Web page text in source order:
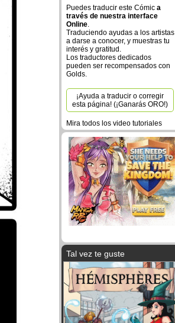
Puedes traducir este Cómic a
través de nuestra interface
Online.
Traduciendo ayudas a los artistas
a darse a conocer, y muestras tu
interés y gratitud.
Los traductores dedicados
pueden ser recompensados con
Golds.
¡Ayuda a traducir o corregir
esta página! (¡Ganarás ORO!)
Mira todos los video tutoriales
Tal vez te guste